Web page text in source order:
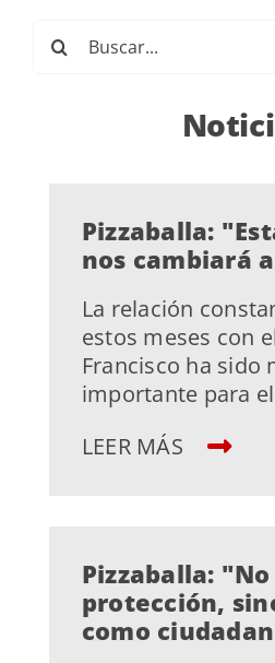
Pizzaballa:
nos cambiará
La relación
estos meses con
Francisco ha sido
importante para
LEER MÁS
Pizzaballa:
protección,
como